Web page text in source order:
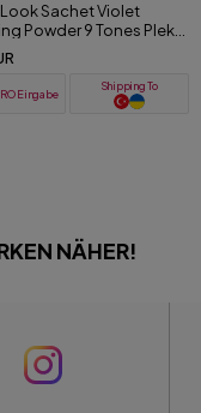
Sachet Carbon
Powder 9 Ton Plex Saç
Siyah 500 GR
Eingabe
Shipping To
NÄHER!